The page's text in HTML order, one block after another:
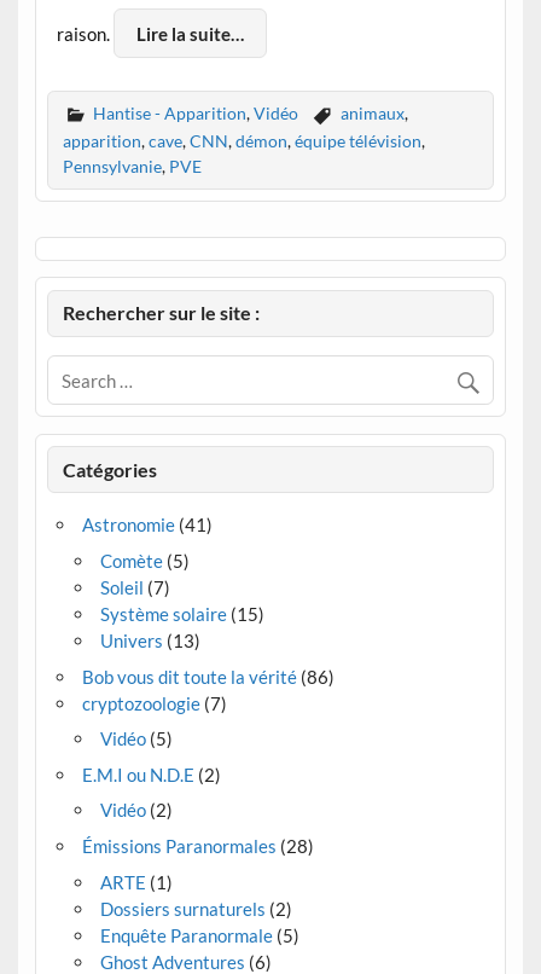
raison. Lire la suite…
Hantise - Apparition,Vidéo animaux,
apparition,cave,CNN,démon,équipe télévision,
Pennsylvanie, PVE
Rechercher sur le site :
Catégories
Astronomie(41)
Comète(5)
Soleil (7)
Système solaire(15)
Univers (13)
Bob vous dit toute la vérité(86)
cryptozoologie(7)
Vidéo(5)
E.M.I ou N.D.E (2)
Vidéo(2)
Émissions Paranormales (28)
ARTE (1)
Dossiers surnaturels (2)
Enquête Paranormale(5)
Ghost Adventures (6)